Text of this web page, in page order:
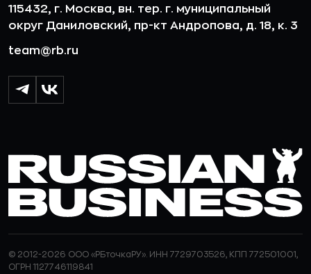
115432, г. Москва, вн. тер. г. муниципальный
округ Даниловский, пр-кт Андропова, д. 18, к. 3
team@rb.ru
© 2012-2026 ООО «РБточкаРУ». ИНН 7729703526, КПП 772501001,
ОГРН 1127746119841